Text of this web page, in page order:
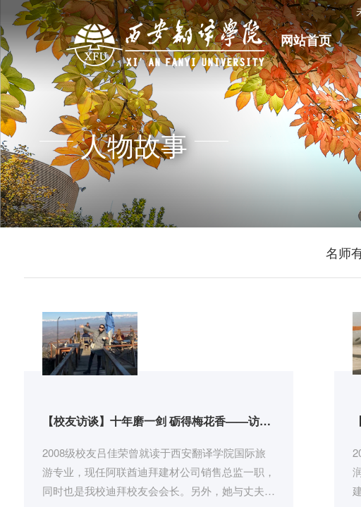
网站首页
人物故事
名师
【校友访谈】十年磨一剑 砺得梅花香——访迪
吕佳荣
2008级校友吕佳荣曾就读于西安翻译学院国际旅
游专业，现任阿联酋迪拜建材公司销售总监一职，
同时也是我校迪拜校友会会长。另外，她与丈夫